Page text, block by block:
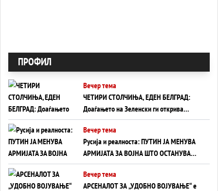
ПРОФИЛ
Вечер тема
ЧЕТИРИ СТОЛЧИЊА, ЕДЕН БЕЛГРАД:
Доаѓањето на Зеленски ги открива
тајните на политиката на балансирање
на Вучиќ
Вечер тема
Русија и реалноста: ПУТИН ЈА МЕНУВА
АРМИЈАТА ЗА ВОЈНА ШТО ОСТАНУВА
БЕЗ ФРОНТ
Вечер тема
АРСЕНАЛОТ ЗА „УДОБНО ВОЈУВАЊЕ“ е